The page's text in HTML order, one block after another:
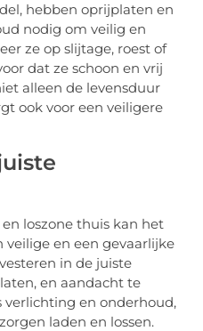
hebben oprijplaten en
nodig om veilig en
ze op slijtage, roest of
dat ze schoon en vrij
alleen de levensduur
ook voor een veiligere
loszone thuis kan het
veilige en een gevaarlijke
in de juiste
en aandacht te
verlichting en onderhoud,
laden en lossen.